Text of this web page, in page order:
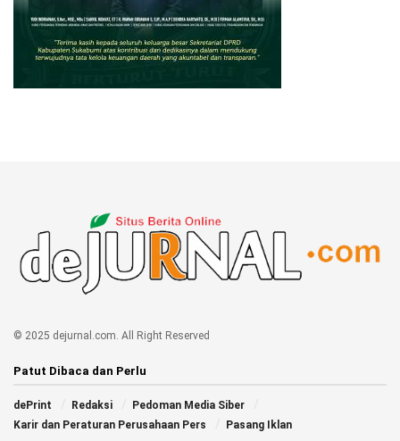
© 2025 dejurnal.com. All Right Reserved
Patut Dibaca dan Perlu
dePrint Redaksi
Pedoman Media Siber
Karir dan Peraturan Perusahaan Pers
Pasang Iklan